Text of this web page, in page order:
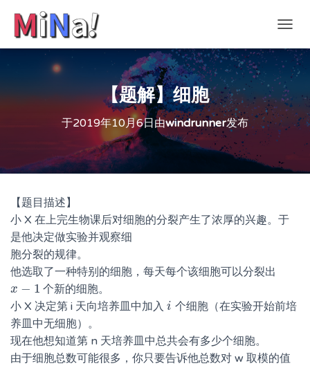
换
导
航
【题解】细胞
于2019年10月6日由windrunner发布
【题目描述】
小 X 在上完生物课后对细胞的分裂产生了浓厚的兴趣。于
是他决定做实验并观察细
胞分裂的规律。
他选取了一种特别的细胞，每天每个该细胞可以分裂出
x − 1
x−1
个新的细胞。
小 X 决定第 i 天向培养皿中加入 i
i 个细胞（在实验开始前培
养皿中无细胞）。
现在他想知道第 n 天培养皿中总共会有多少个细胞。
由于细胞总数可能很多，你只要告诉他总数对 w 取模的值